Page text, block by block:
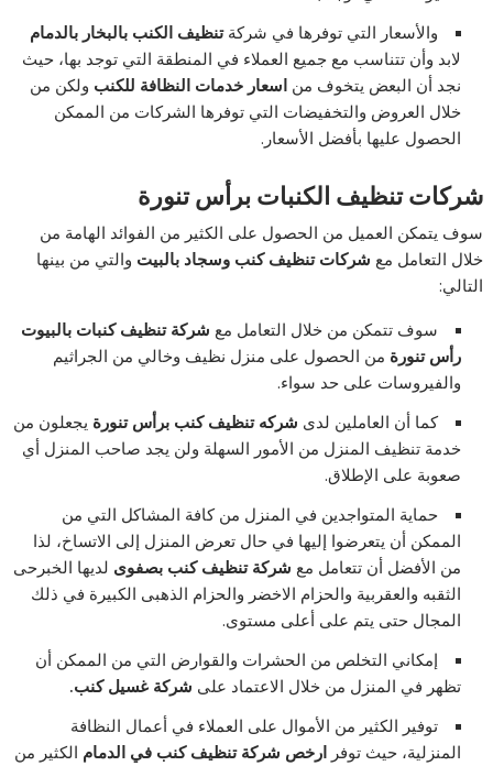
والأسعار التي توفرها في شركةتنظيف الكنب بالبخار بالدمام
لابد وأن تتناسب مع جميع العملاء في المنطقة التي توجد بها، حيث
نجد أن البعض يتخوف مناسعار خدمات النظافة للكنب ولكن من
خلال العروض والتخفيضات التي توفرها الشركات من الممكن
الحصول عليها بأفضل الأسعار.
شركات تنظيف الكنبات برأس تنورة
سوف يتمكن العميل من الحصول على الكثير من الفوائد الهامة من
خلال التعامل مع شركات تنظيف كنب وسجاد بالبيت والتي من بينها
التالي:
سوف تتمكن من خلال التعامل مع شركة تنظيف كنبات بالبيوت
رأس تنورة من الحصول على منزل نظيف وخالي من الجراثيم
والفيروسات على حد سواء.
كما أن العاملين لدى شركه تنظيف كنب برأس تنورة يجعلون من
خدمة تنظيف المنزل من الأمور السهلة ولن يجد صاحب المنزل أي
صعوبة على الإطلاق.
حماية المتواجدين في المنزل من كافة المشاكل التي من
الممكن أن يتعرضوا إليها في حال تعرض المنزل إلى الاتساخ، لذا
من الأفضل أن تتعامل مع شركة تنظيف كنب بصفوى لديها الخبرحى
الثقبه والعقربية والحزام الاخضر والحزام الذهبى الكبيرة في ذلك
المجال حتى يتم على أعلى مستوى.
إمكاني التخلص من الحشرات والقوارض التي من الممكن أن
تظهر في المنزل من خلال الاعتماد على شركة غسيل كنب.
توفير الكثير من الأموال على العملاء في أعمال النظافة
المنزلية، حيث توفرارخص شركة تنظيف كنب في الدمام الكثير من